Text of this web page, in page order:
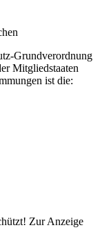
Grundverordnung
Mitgliedstaaten
ist die:
Zur Anzeige